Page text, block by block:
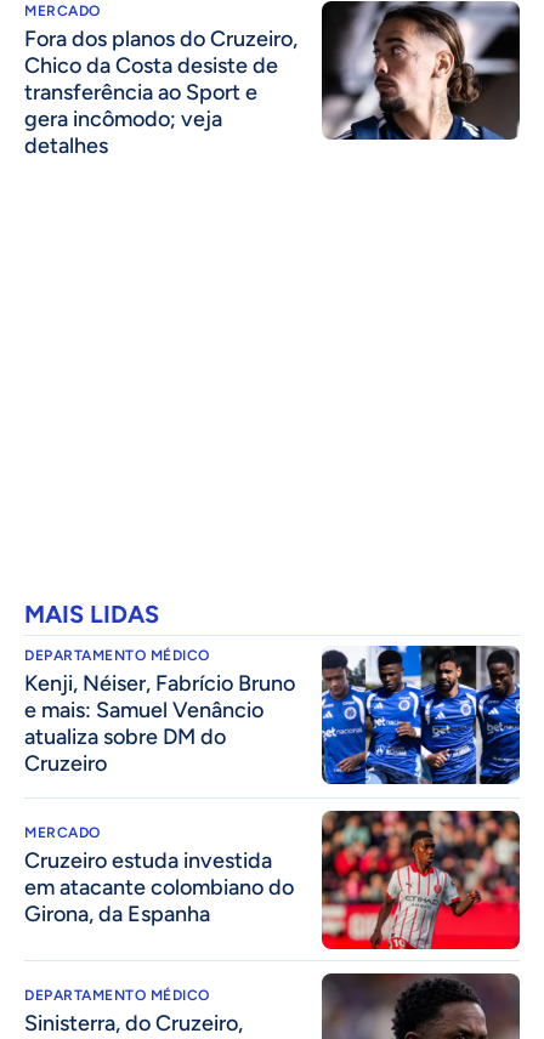
MERCADO
Fora dos planos do Cruzeiro,
Chico da Costa desiste de
transferência ao Sport e
gera incômodo; veja
detalhes
MAIS LIDAS
DEPARTAMENTO MÉDICO
Kenji, Néiser, Fabrício Bruno
e mais: Samuel Venâncio
atualiza sobre DM do
Cruzeiro
MERCADO
Cruzeiro estuda investida
em atacante colombiano do
Girona, da Espanha
DEPARTAMENTO MÉDICO
Sinisterra, do Cruzeiro,